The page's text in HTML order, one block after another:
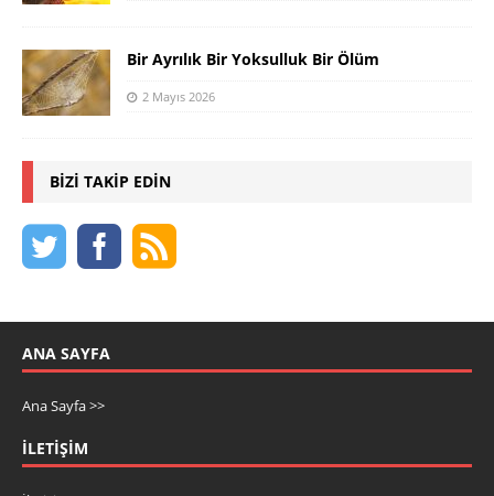
Bir Ayrılık Bir Yoksulluk Bir Ölüm
2 Mayıs 2026
BIZI TAKIP EDIN
ANA SAYFA
Ana Sayfa >>
İLETIŞIM